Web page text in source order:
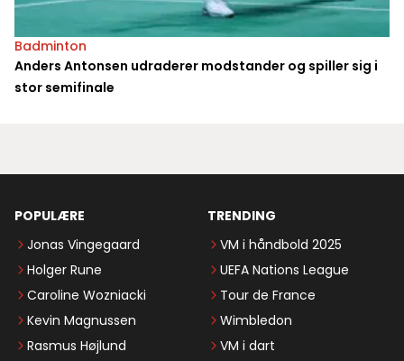
Badminton
Anders Antonsen udraderer modstander og spiller sig i
stor semifinale
POPULÆRE
Jonas Vingegaard
Holger Rune
Caroline Wozniacki
Kevin Magnussen
Rasmus Højlund
TRENDING
VM i håndbold 2025
UEFA Nations League
Tour de France
Wimbledon
VM i dart